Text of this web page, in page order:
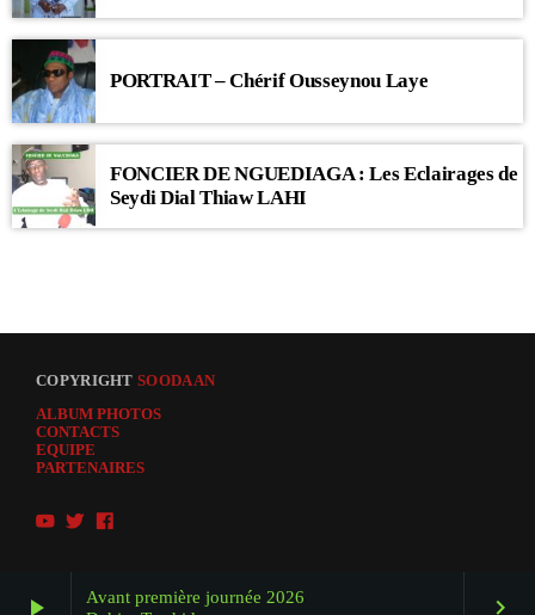
play_arrow
Avant première journée 2026
keyboard_arrow_right
PORTRAIT – Chérif Ousseynou Laye
FONCIER DE NGUEDIAGA : Les Eclairages de
Seydi Dial Thiaw LAHI
COPYRIGHTSOODAAN
ALBUM PHOTOS
CONTACTS
EQUIPE
PARTENAIRES